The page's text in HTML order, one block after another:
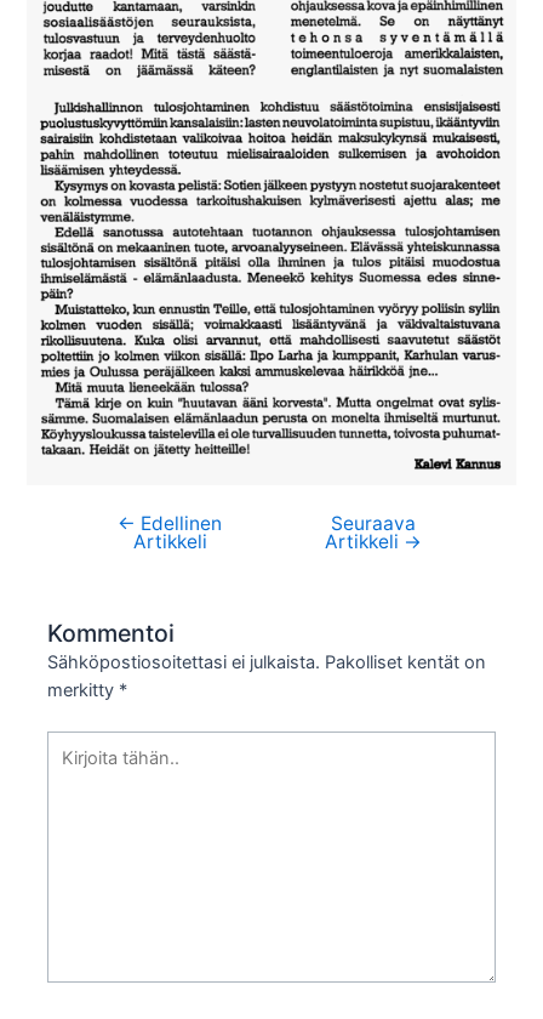
Artikkelien
← Edellinen
Artikkeli
Seuraava
Artikkeli →
Kommentoi
Sähköpostiosoitettasi ei julkaista. Pakolliset kentät on
merkitty *
tähän..